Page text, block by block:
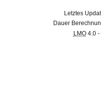
Letztes
Dauer
LMO4.0 -